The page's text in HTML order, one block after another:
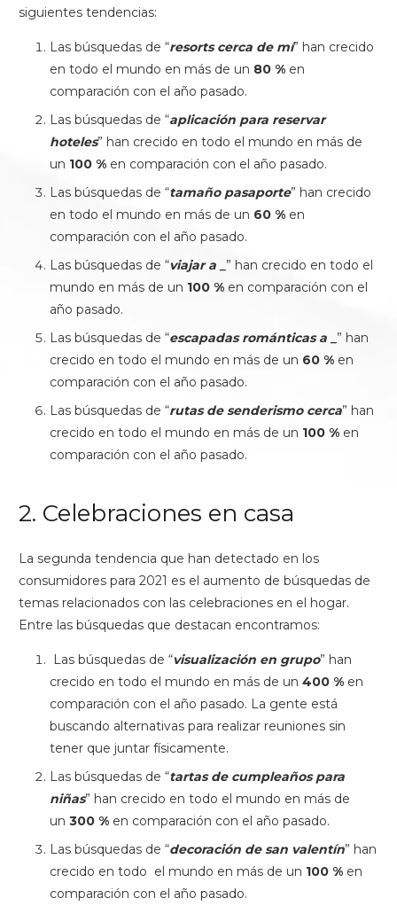
siguientes tendencias:
Las búsquedas de “resorts cerca de mí” han crecido
en todo el mundo en más de un 80 % en
comparación con el año pasado.
Las búsquedas de “aplicación para reservar
hoteles” han crecido en todo el mundo en más de
un 100 % en comparación con el año pasado.
Las búsquedas de “tamaño pasaporte” han crecido
en todo el mundo en más de un 60 % en
comparación con el año pasado.
Las búsquedas de “viajar a _ ” han crecido en todo el
mundo en más de un 100 % en comparación con el
año pasado.
Las búsquedas de “escapadas románticas a _ ” han
crecido en todo el mundo en más de un 60 % en
comparación con el año pasado.
Las búsquedas de “rutas de senderismo cerca” han
crecido en todo el mundo en más de un 100 % en
comparación con el año pasado.
2. Celebraciones en casa
La segunda tendencia que han detectado en los
consumidores para 2021 es el aumento de búsquedas de
temas relacionados con las celebraciones en el hogar.
Entre las búsquedas que destacan encontramos:
Las búsquedas de “visualización en grupo” han
crecido en todo el mundo en más de un 400 % en
comparación con el año pasado. La gente está
buscando alternativas para realizar reuniones sin
tener que juntar físicamente.
Las búsquedas de “tartas de cumpleaños para
niñas” han crecido en todo el mundo en más de
un 300 % en comparación con el año pasado.
Las búsquedas de “decoración de san valentín” han
crecido en todo el mundo en más de un 100 % en
comparación con el año pasado.